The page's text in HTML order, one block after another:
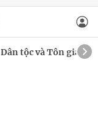
Dân tộc và Tôn giáo